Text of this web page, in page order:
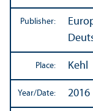
Publisher:
Place: Kehl
Year/Date: 2016